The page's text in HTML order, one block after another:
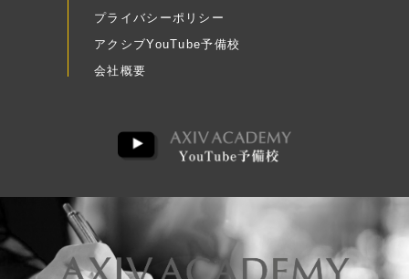
プライバシーポリシー
アクシブYouTube予備校
会社概要